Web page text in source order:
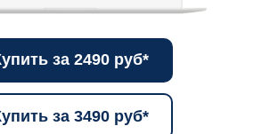
за 2490 руб*
за 3490 руб*